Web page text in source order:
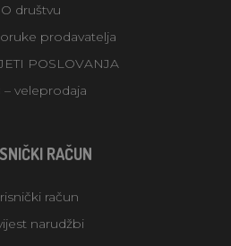
O društvu
prodavatelja
POSLOVANJA
– veleprodaja
RAČUN
račun
narudžbi